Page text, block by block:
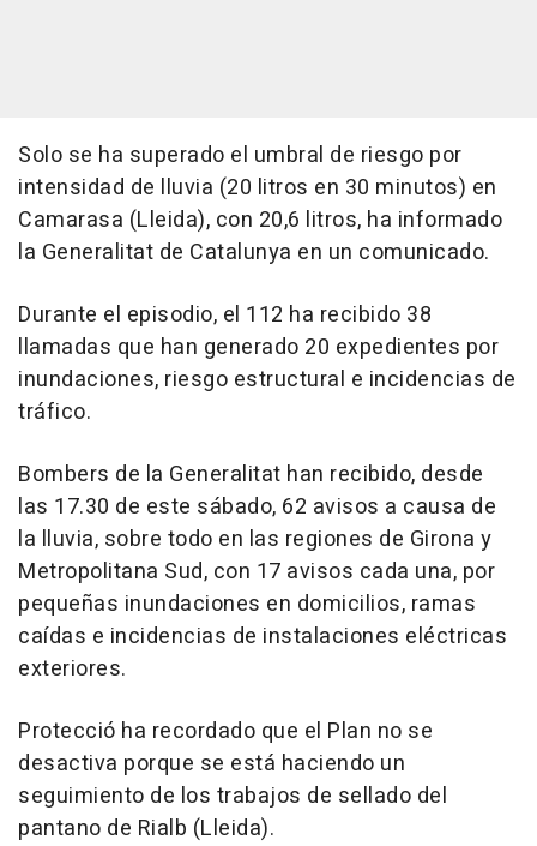
Solo se ha superado el umbral de riesgo por
intensidad de lluvia (20 litros en 30 minutos) en
Camarasa (Lleida), con 20,6 litros, ha informado
la Generalitat de Catalunya en un comunicado.
Durante el episodio, el 112 ha recibido 38
llamadas que han generado 20 expedientes por
inundaciones, riesgo estructural e incidencias de
tráfico.
Bombers de la Generalitat han recibido, desde
las 17.30 de este sábado, 62 avisos a causa de
la lluvia, sobre todo en las regiones de Girona y
Metropolitana Sud, con 17 avisos cada una, por
pequeñas inundaciones en domicilios, ramas
caídas e incidencias de instalaciones eléctricas
exteriores.
Protecció ha recordado que el Plan no se
desactiva porque se está haciendo un
seguimiento de los trabajos de sellado del
pantano de Rialb (Lleida).